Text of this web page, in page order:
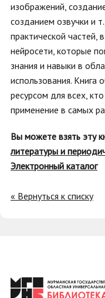
изображений,
созданием озвучки и
практической частей,
нейросети, которые
знания и навыки в
использования. Книга
ресурсом для всех,
применение в самых
Вы можете взять эту
литературы и
Электронный каталог
« Вернуться к списку